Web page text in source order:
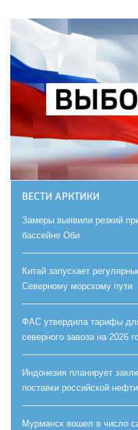
ВЕСТИ АРКТИКИ
Замеры выявили резкий
бассейне Оби
Китай запускает
Северному морскому пути
ФАС утвердила тарифы
северного завоза на 2026
Индонезия планирует
поставки российской нефти
Мурманск вошел в число